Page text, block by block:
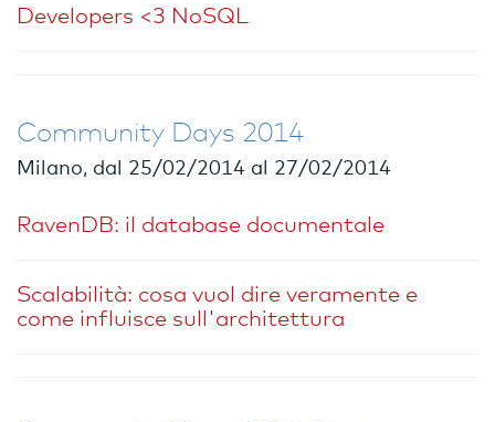
Developers <3 NoSQL
Community Days 2014
Milano, dal 25/02/2014 al 27/02/2014
RavenDB: il database documentale
Scalabilità: cosa vuol dire veramente e
come influisce sull'architettura